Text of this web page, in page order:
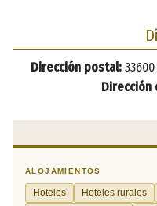
Dirección postal:
Dirección